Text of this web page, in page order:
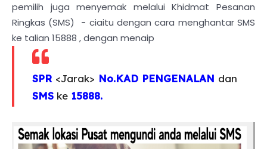
pemilih juga menyemak melalui Khidmat Pesanan
Ringkas (SMS) - ciaitu dengan cara menghantar SMS
ke talian 15888 , dengan menaip
SPR <Jarak> No.KAD PENGENALAN dan
SMS ke 15888.